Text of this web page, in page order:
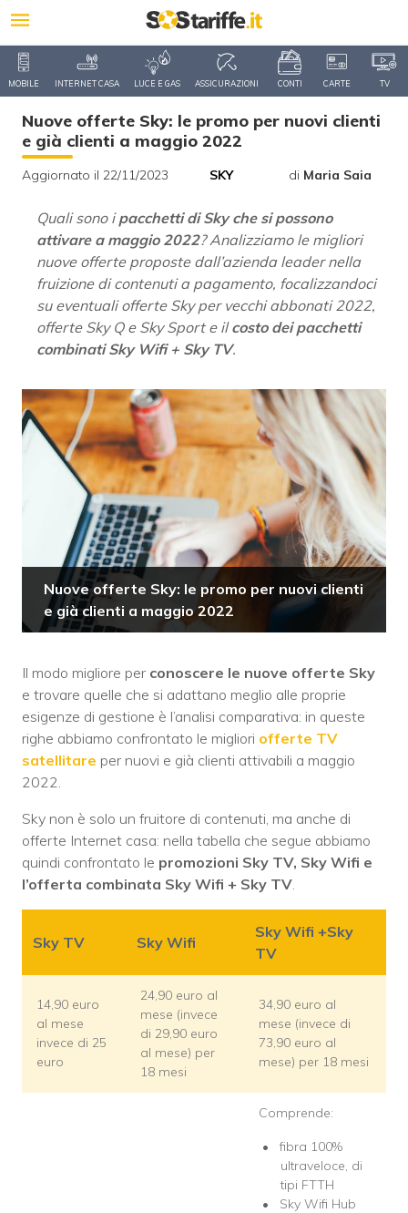
MOBILE INTERNET CASA LUCE E GAS ASSICURAZIONI CONTI CARTE TV
Nuove offerte Sky: le promo per nuovi clienti
e già clienti a maggio 2022
Aggiornato il 22/11/2023 SKY di Maria Saia
Quali sono ipacchetti di Sky che si possono
attivare a maggio 2022? Analizziamo le migliori
nuove offerte proposte dall’azienda leader nella
fruizione di contenuti a pagamento, focalizzandoci
su eventuali offerte Sky per vecchi abbonati 2022,
offerte Sky Q e Sky Sport e ilcosto dei pacchetti
combinati Sky Wifi + Sky TV.
Nuove offerte Sky: le promo per nuovi clienti
e già clienti a maggio 2022
Il modo migliore per conoscere le nuove offerte Sky
e trovare quelle che si adattano meglio alle proprie
esigenze di gestione è l’analisi comparativa: in queste
righe abbiamo confrontato le migliori offerte TV
satellitare per nuovi e già clienti attivabili a maggio
2022.
Sky non è solo un fruitore di contenuti, ma anche di
offerte Internet casa: nella tabella che segue abbiamo
quindi confrontato le promozioni Sky TV, Sky Wifi e
l’offerta combinata Sky Wifi + Sky TV
Sky TV Sky Wifi
Sky Wifi +Sky
TV
14,90 euro
al mese
invece di 25
euro
24,90 euro al
mese (invece
di 29,90 euro
al mese) per
18 mesi
34,90 euro al
mese (invece di
73,90 euro al
mese) per 18 mesi
Comprende:
fibra 100%
ultraveloce, di
tipi FTTH
Sky Wifi Hub